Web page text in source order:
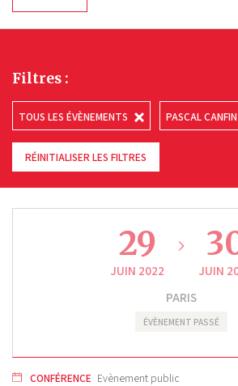
Filtres :
TOUS LES ÉVÈNEMENTS PASCAL CANFIN
RÉINITIALISER LES FILTRES
29
JUIN 2022
JUIN
PARIS
ÉVÈNEMENT PASSÉ
CONFÉRENCE Evènement public